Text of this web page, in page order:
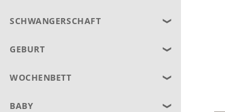
SCHWANGERSCHAFT
GEBURT
WOCHENBETT
BABY